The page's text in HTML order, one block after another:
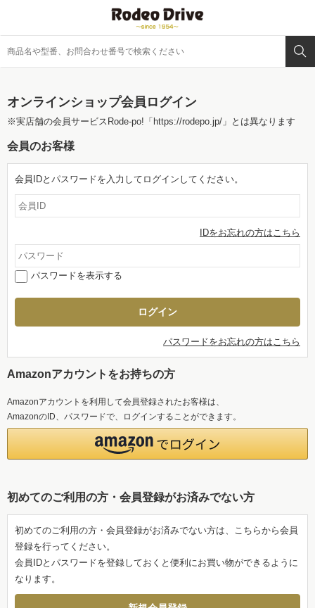
オンラインショップ会員ログイン
※実店舗の会員サービスRode-po! 「https://rodepo.jp/」 とは異なります
会員のお客様
会員IDとパスワードを入力してログインしてください。
IDをお忘れの方はこちら
パスワードを表示する
パスワードをお忘れの方はこちら
Amazonアカウントをお持ちの方
Amazonアカウントを利用して会員登録されたお客様は、
AmazonのID、パスワードで、ログインすることができます。
初めてのご利用の方・会員登録がお済みでない方
初めてのご利用の方・会員登録がお済みでない方は、こちらから会員
登録を行ってください。
会員IDとパスワードを登録しておくと便利にお買い物ができるように
なります。